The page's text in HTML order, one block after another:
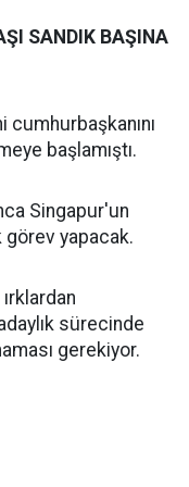
SANDIK BAŞINA
cumhurbaşkanını
başlamıştı.
Singapur'un
görev yapacak.
sürecinde
gerekiyor.